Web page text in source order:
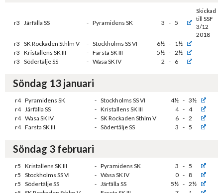
r3 Järfälla SS - Pyramidens SK 3 - 5
Skickad
till SSF
3/12
2018
r3 SK Rockaden Sthlm V - Stockholms SS VI 6½ - 1½
r3 Kristallens SK III - Farsta SK III 5½ - 2½
r3 Södertälje SS - Wasa SK IV 2 - 6
Söndag 13 januari
r4 Pyramidens SK - Stockholms SS VI 4½ - 3½
r4 Järfälla SS - Kristallens SK III 4 - 4
r4 Wasa SK IV - SK Rockaden Sthlm V 6 - 2
r4 Farsta SK III - Södertälje SS 3 - 5
Söndag 3 februari
r5 Kristallens SK III - Pyramidens SK 3 - 5
r5 Stockholms SS VI - Wasa SK IV 0 - 8
r5 Södertälje SS - Järfälla SS 5½ - 2½